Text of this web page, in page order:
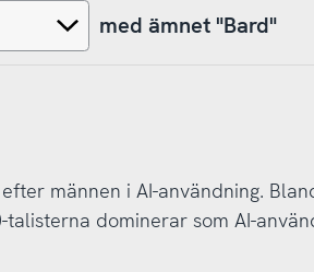
med ämnet "Bard"
männen i AI-användning.
dominerar som AI-